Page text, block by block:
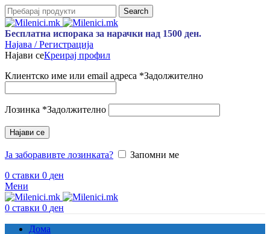
Search
Бесплатна испорака за нарачки над 1500 ден.
Најава / Регистрација
Најави сеКреирај профил
Клиентско име или email адреса *Задолжително
Лозинка *Задолжително
Најави се
Ја заборавивте лозинката?
Запомни ме
0 ставки 0 ден
Мени
0 ставки 0 ден
Дома